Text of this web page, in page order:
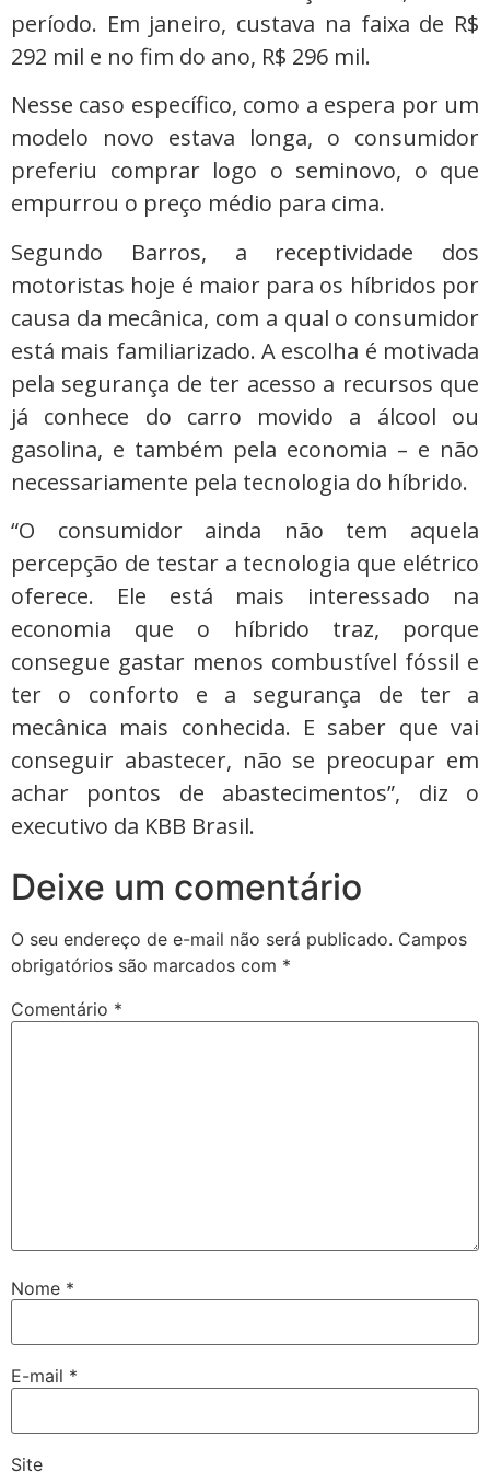
período. Em janeiro, custava na faixa de R$
292 mil e no fim do ano, R$ 296 mil.
Nesse caso específico, como a espera por um
modelo novo estava longa, o consumidor
preferiu comprar logo o seminovo, o que
empurrou o preço médio para cima.
Segundo Barros, a receptividade dos
motoristas hoje é maior para os híbridos por
causa da mecânica, com a qual o consumidor
está mais familiarizado. A escolha é motivada
pela segurança de ter acesso a recursos que
já conhece do carro movido a álcool ou
gasolina, e também pela economia – e não
necessariamente pela tecnologia do híbrido.
“O consumidor ainda não tem aquela
percepção de testar a tecnologia que elétrico
oferece. Ele está mais interessado na
economia que o híbrido traz, porque
consegue gastar menos combustível fóssil e
ter o conforto e a segurança de ter a
mecânica mais conhecida. E saber que vai
conseguir abastecer, não se preocupar em
achar pontos de abastecimentos”, diz o
executivo da KBB Brasil.
Deixe um comentário
O seu endereço de e-mail não será publicado. Campos
obrigatórios são marcados com *
Comentário *
Nome *
E-mail *
Site